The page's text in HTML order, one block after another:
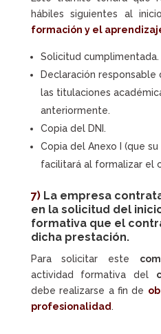
hábiles siguientes al
formación y el
Solicitud cumplimentada.
Declaración responsable
las titulaciones
anteriormente.
Copia del DNI.
Copia del Anexo I (que
facilitará al formalizar el
7)La empresa
en la solicitud del
formativa que el
dicha prestación.
Para solicitar este
actividad formativa del
debe realizarse a fin de
profesionalidad.